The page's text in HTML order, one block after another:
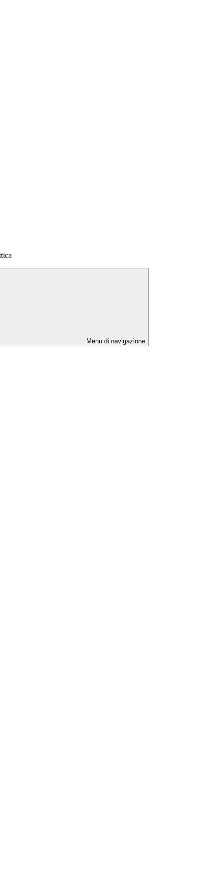
Menu di navigazione